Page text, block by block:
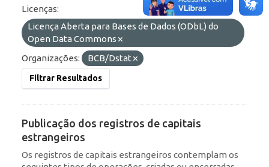
Licenças:
Licença Aberta para Bases de Dados (ODbL) do
Open Data Commons
Organizações:
BCB/Dstat
Filtrar Resultados
Publicação dos registros de capitais
estrangeiros
Os registros de capitais estrangeiros contemplam os